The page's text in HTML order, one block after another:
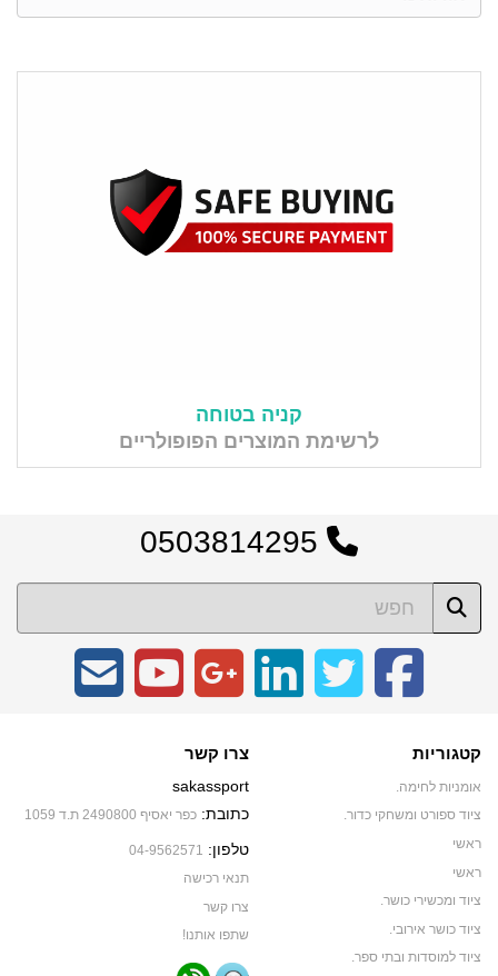
קניה בטוחה
לרשימת המוצרים הפופולריים
קטגוריות
אומניות לחימה.
ציוד ספורט ומשחקי כדור.
ראשי
ראשי
ציוד ומכשירי כושר.
ציוד כושר אירובי.
ציוד למוסדות ובתי ספר.
צרו קשר
sakassport
כתובת: כפר יאסיף 2490800 ת.ד 1059
טלפון: 04-9562571
תנאי רכישה
צרו קשר
שתפו אותנו!